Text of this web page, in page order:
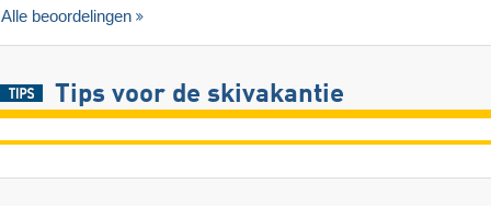
Alle beoordelingen
Tips voor de skivakantie